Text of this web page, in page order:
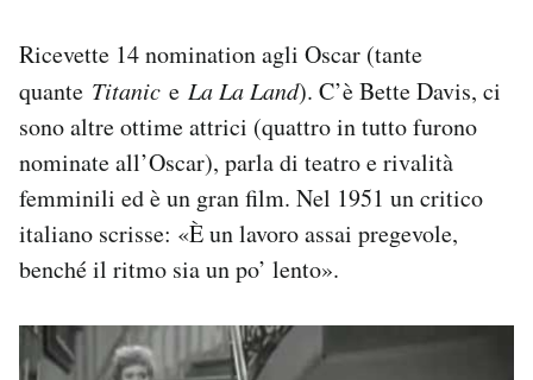
Ricevette 14 nomination agli Oscar (tante
quante Titanic e La La Land). C’è Bette Davis, ci
sono altre ottime attrici (quattro in tutto furono
nominate all’Oscar), parla di teatro e rivalità
femminili ed è un gran film. Nel 1951 un critico
italiano scrisse: «È un lavoro assai pregevole,
benché il ritmo sia un po’ lento».